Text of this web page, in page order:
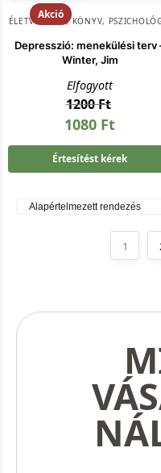
Akció
ÉLETVEZETÉS,KÖNYV,
Depresszió: menekülési terv
Winter, Jim
Elfogyott
1200Ft
1080 Ft
Értesítést kérek
1